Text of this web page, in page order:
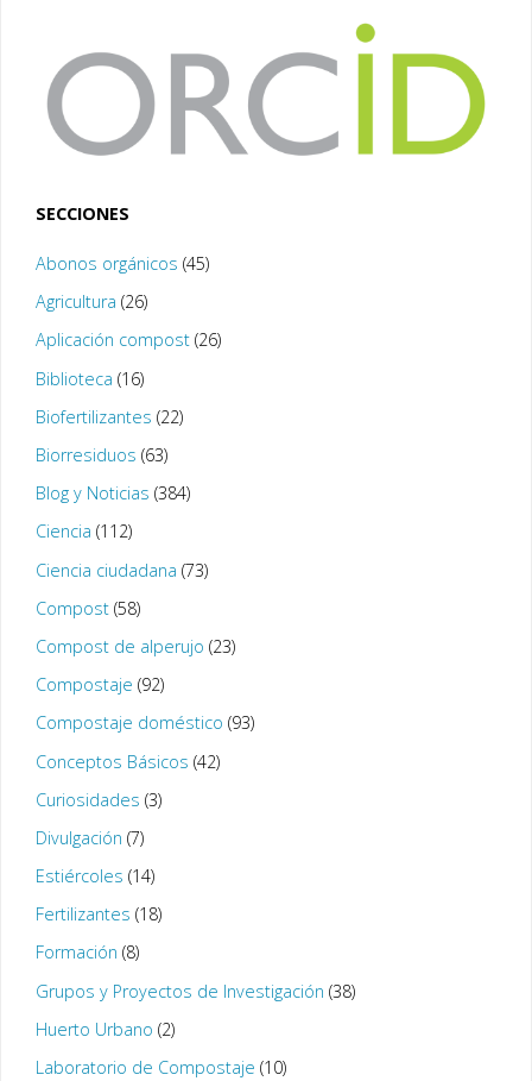
SECCIONES
Abonos orgánicos (45)
Agricultura (26)
Aplicación compost(26)
Biblioteca (16)
Biofertilizantes (22)
Biorresiduos (63)
Blog y Noticias (384)
Ciencia (112)
Ciencia ciudadana (73)
Compost(58)
Compost de alperujo (23)
Compostaje (92)
Compostaje doméstico (93)
Conceptos Básicos (42)
Curiosidades (3)
Divulgación (7)
Estiércoles (14)
Fertilizantes (18)
Formación (8)
Grupos y Proyectos de Investigación (38)
Huerto Urbano (2)
Laboratorio de Compostaje (10)